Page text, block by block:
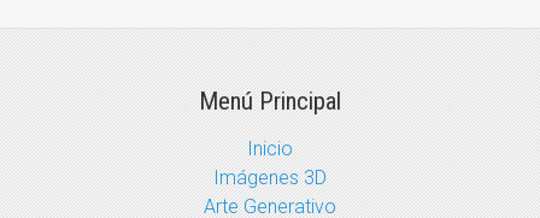
Menú Principal
Inicio
Imágenes 3D
Arte Generativo